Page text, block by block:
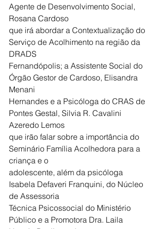
Agente de Desenvolvimento Social,
Rosana Cardoso
que irá abordar a Contextualização do
Serviço de Acolhimento na região da
DRADS
Fernandópolis; a Assistente Social do
Órgão Gestor de Cardoso, Elisandra
Menani
Hernandes e a Psicóloga do CRAS de
Pontes Gestal, Silvia R. Cavalini
Azeredo Lemos
que irão falar sobre a importância do
Seminário Família Acolhedora para a
criança e o
adolescente, além da psicóloga
Isabela Defaveri Franquini, do Núcleo
de Assessoria
Técnica Psicossocial do Ministério
Público e a Promotora Dra. Laila